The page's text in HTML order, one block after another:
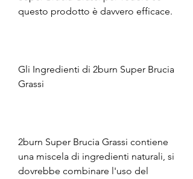
questo prodotto è davvero efficace.
Gli Ingredienti di 2burn Super Brucia
Grassi
2burn Super Brucia Grassi contiene
una miscela di ingredienti naturali, si
dovrebbe combinare l'uso del